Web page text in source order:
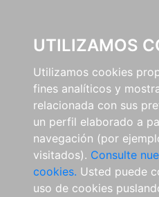
UTILIZAMOS
Utilizamos cookies
fines analíticos y
relacionada con sus
un perfil elaborado a
navegación (por
visitados). Consulte
cookies. Usted puede
uso de cookies